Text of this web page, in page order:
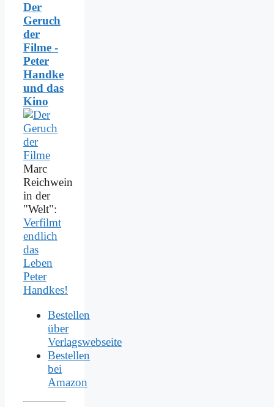
Der
Geruch
der
Filme -
Peter
Handke
und das
Kino
Marc
Reichwein
in der
"Welt":
Verfilmt
endlich
das
Leben
Peter
Handkes!
Bestellen
über
Verlagswebseite
Bestellen
bei
Amazon